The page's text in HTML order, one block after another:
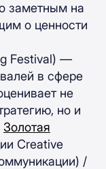
заметным на
о ценности
Festival) —
в сфере
не
но и
Золотая
Creative
/